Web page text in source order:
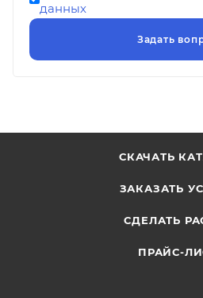
данных
СКАЧАТЬ
ЗАКАЗАТЬ
СДЕЛАТЬ
ПРАЙС-